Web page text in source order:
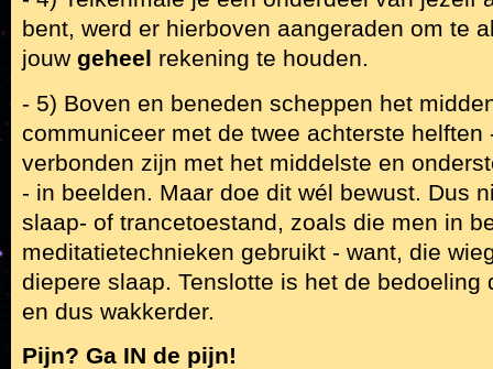
bent, werd er hierboven aangeraden om te
jouw geheel rekening te houden.
- 5) Boven en beneden scheppen het
communiceer met de twee achterste
verbonden zijn met het middelste en
- in beelden. Maar doe dit wél bewust. Dus
slaap- of trancetoestand, zoals die men in
meditatietechnieken gebruikt - want, die
diepere slaap. Tenslotte is het de bedoeling
en dus wakkerder.
Pijn? Ga IN de pijn!